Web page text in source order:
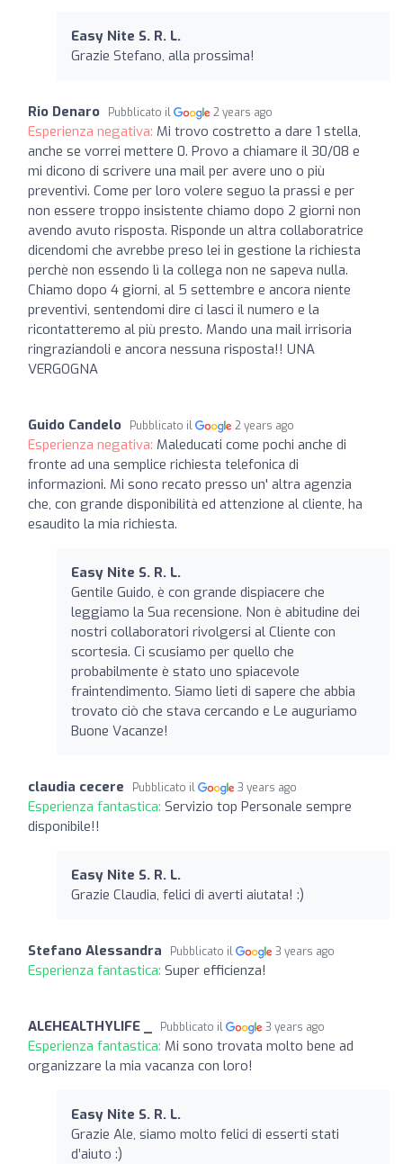
Easy Nite S. R. L.
Grazie Stefano, alla prossima!
Rio Denaro Pubblicato il 2 years ago
Esperienza negativa: Mi trovo costretto a dare 1 stella,
anche se vorrei mettere 0. Provo a chiamare il 30/08 e
mi dicono di scrivere una mail per avere uno o più
preventivi. Come per loro volere seguo la prassi e per
non essere troppo insistente chiamo dopo 2 giorni non
avendo avuto risposta. Risponde un altra collaboratrice
dicendomi che avrebbe preso lei in gestione la richiesta
perchè non essendo lì la collega non ne sapeva nulla.
Chiamo dopo 4 giorni, al 5 settembre e ancora niente
preventivi, sentendomi dire ci lasci il numero e la
ricontatteremo al più presto. Mando una mail irrisoria
ringraziandoli e ancora nessuna risposta!! UNA
VERGOGNA
Guido Candelo Pubblicato il 2 years ago
Esperienza negativa: Maleducati come pochi anche di
fronte ad una semplice richiesta telefonica di
informazioni. Mi sono recato presso un' altra agenzia
che, con grande disponibilità ed attenzione al cliente, ha
esaudito la mia richiesta.
Easy Nite S. R. L.
Gentile Guido, è con grande dispiacere che
leggiamo la Sua recensione. Non è abitudine dei
nostri collaboratori rivolgersi al Cliente con
scortesia. Ci scusiamo per quello che
probabilmente è stato uno spiacevole
fraintendimento. Siamo lieti di sapere che abbia
trovato ciò che stava cercando e Le auguriamo
Buone Vacanze!
claudia cecere Pubblicato il 3 years ago
Esperienza fantastica: Servizio top Personale sempre
disponibile!!
Easy Nite S. R. L.
Grazie Claudia, felici di averti aiutata! :)
Stefano Alessandra Pubblicato il 3 years ago
Esperienza fantastica: Super efficienza!
ALEHEALTHYLIFE _ Pubblicato il 3 years ago
Esperienza fantastica: Mi sono trovata molto bene ad
organizzare la mia vacanza con loro!
Easy Nite S. R. L.
Grazie Ale, siamo molto felici di esserti stati
d’aiuto :)